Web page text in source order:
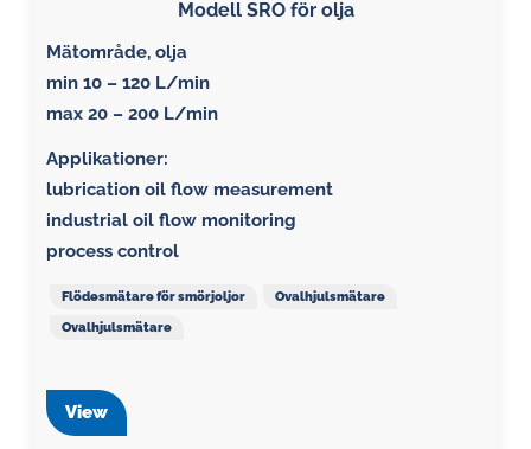
Modell SRO för olja
Mätområde, olja
min 10 – 120 L/min
max 20 – 200 L/min
Applikationer:
lubrication oil flow measurement
industrial oil flow monitoring
process control
Flödesmätare för smörjoljor
Ovalhjulsmätare
Ovalhjulsmätare
View